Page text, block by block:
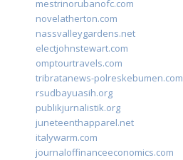
mestrinorubanofc.com
novelatherton.com
nassvalleygardens.net
electjohnstewart.com
omptourtravels.com
tribratanews-polreskebumen.com
rsudbayuasih.org
publikjurnalistik.org
juneteenthapparel.net
italywarm.com
journaloffinanceeconomics.com